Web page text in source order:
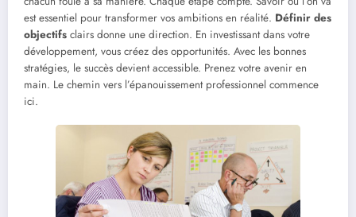
est essentiel pour transformer vos ambitions en réalité. Définir des
objectifs clairs donne une direction. En investissant dans votre
développement, vous créez des opportunités. Avec les bonnes
stratégies, le succès devient accessible. Prenez votre avenir en
main. Le chemin vers l’épanouissement professionnel commence
ici.